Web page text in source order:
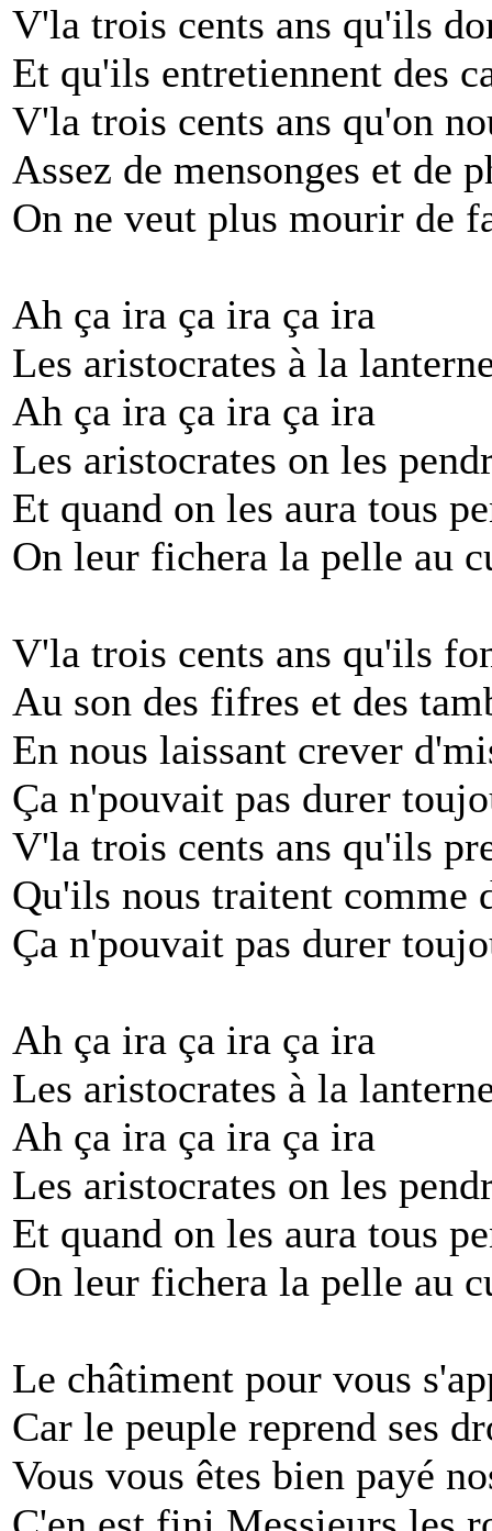
V'la trois cents ans qu'ils
Et qu'ils entretiennent des
V'la trois cents ans qu'on
Assez de mensonges et de
On ne veut plus mourir de
Ah ça ira ça ira ça ira
Les aristocrates à la
Ah ça ira ça ira ça ira
Les aristocrates on les
Et quand on les aura tous
On leur fichera la pelle au
V'la trois cents ans qu'ils
Au son des fifres et des
En nous laissant crever
Ça n'pouvait pas durer
V'la trois cents ans qu'ils
Qu'ils nous traitent comme
Ça n'pouvait pas durer
Ah ça ira ça ira ça ira
Les aristocrates à la
Ah ça ira ça ira ça ira
Les aristocrates on les
Et quand on les aura tous
On leur fichera la pelle au
Le châtiment pour vous
Car le peuple reprend ses
Vous vous êtes bien payé